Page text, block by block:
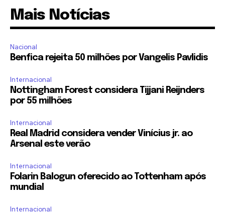
Mais Notícias
Nacional
Benfica rejeita 50 milhões por Vangelis Pavlidis
Internacional
Nottingham Forest considera Tijjani Reijnders
por 55 milhões
Internacional
Real Madrid considera vender Vinícius jr. ao
Arsenal este verão
Internacional
Folarin Balogun oferecido ao Tottenham após
mundial
Internacional